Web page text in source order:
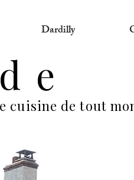
Dardilly
e
cuisine de tout